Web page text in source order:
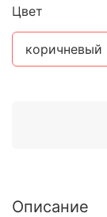
Цвет
коричневый
Описание